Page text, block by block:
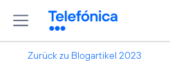
Zurück zu Blogartikel 2023